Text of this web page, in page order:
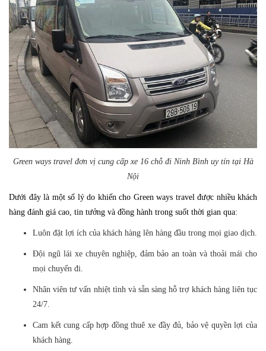
Green ways travel đơn vị cung cấp xe 16 chỗ đi Ninh Bình uy tín tại Hà
Nội
Dưới đây là một số lý do khiến cho Green ways travel được nhiều khách
hàng đánh giá cao, tin tưởng và đồng hành trong suốt thời gian qua:
Luôn đặt lợi ích của khách hàng lên hàng đầu trong mọi giao dịch.
Đội ngũ lái xe chuyên nghiệp, đảm bảo an toàn và thoải mái cho
mọi chuyến đi.
Nhân viên tư vấn nhiệt tình và sẵn sàng hỗ trợ khách hàng liên tục
24/7.
Cam kết cung cấp hợp đồng thuê xe đầy đủ, bảo vệ quyền lợi của
khách hàng.